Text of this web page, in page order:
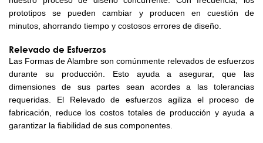
prototipos se pueden cambiar y producen en cuestión de
minutos, ahorrando tiempo y costosos errores de diseño.
Relevado de Esfuerzos
Las Formas de Alambre son comúnmente relevados de esfuerzos
durante su producción. Esto ayuda a asegurar, que las
dimensiones de sus partes sean acordes a las tolerancias
requeridas. El Relevado de esfuerzos agiliza el proceso de
fabricación, reduce los costos totales de producción y ayuda a
garantizar la fiabilidad de sus componentes.